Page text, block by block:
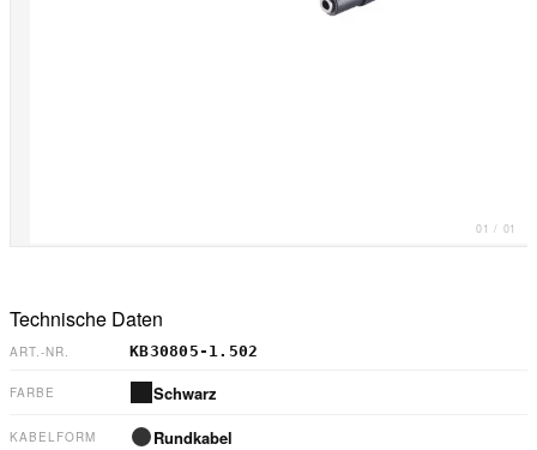
01 / 01
Technische Daten
ART.-NR. KB30805-1.502
FARBE Schwarz
KABELFORM Rundkabel